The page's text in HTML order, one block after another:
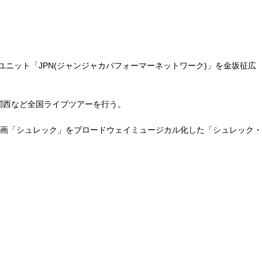
ット「JPN(ジャンジャカパフォーマーネットワーク)」を金坂征広
など全国ライブツアーを行う。
シュレック」をブロードウェイミュージカル化した「シュレック・